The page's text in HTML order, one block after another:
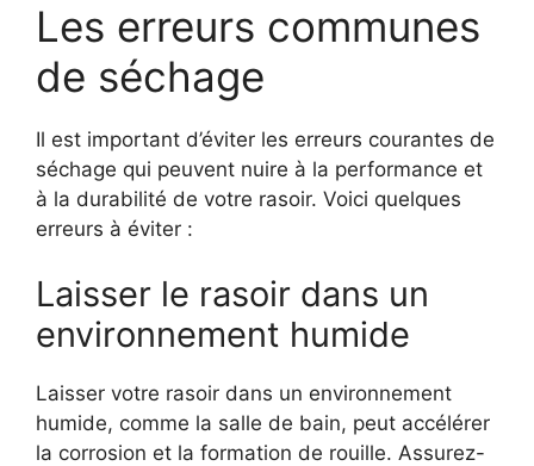
Les erreurs communes
de séchage
Il est important d’éviter les erreurs courantes de
séchage qui peuvent nuire à la performance et
à la durabilité de votre rasoir. Voici quelques
erreurs à éviter :
Laisser le rasoir dans un
environnement humide
Laisser votre rasoir dans un environnement
humide, comme la salle de bain, peut accélérer
la corrosion et la formation de rouille. Assurez-